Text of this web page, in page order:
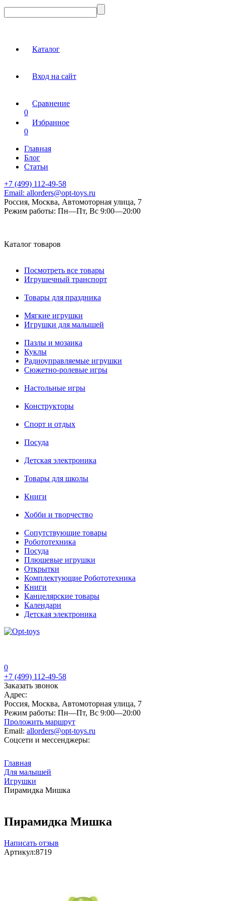
Каталог
Вход на сайт
Сравнение
0
Избранное
0
Главная
Блог
Статьи
+7 (499) 112-49-58
Email: allorders@opt-toys.ru
Россия, Москва, Автомоторная улица, 7
Режим работы: Пн—Пт, Вс 9:00—20:00
Каталог товаров
Посмотреть все товары
Игрушечный транспорт
Товары для праздника
Мягкие игрушки
Игрушки для малышей
Пазлы и мозаика
Куклы
Радиоуправляемые игрушки
Сюжетно-ролевые игры
Настольные игры
Конструкторы
Спорт и отдых
Посуда
Детская электроника
Товары для школы
Книги
Хобби и творчество
Сопутствующие товары
Робототехника
Посуда
Плюшевые игрушки
Открытки
Комплектующие Робототехника
Книги
Канцелярские товары
Календари
Детская электроника
0
+7 (499) 112-49-58
Заказать звонок
Адрес:
Россия, Москва, Автомоторная улица, 7
Режим работы: Пн—Пт, Вс 9:00—20:00
Проложить маршрут
Email: allorders@opt-toys.ru
Соцсети и мессенджеры:
Главная
Для малышей
Игрушки
Пирамидка Мишка
Пирамидка Мишка
Написать отзыв
Артикул:8719